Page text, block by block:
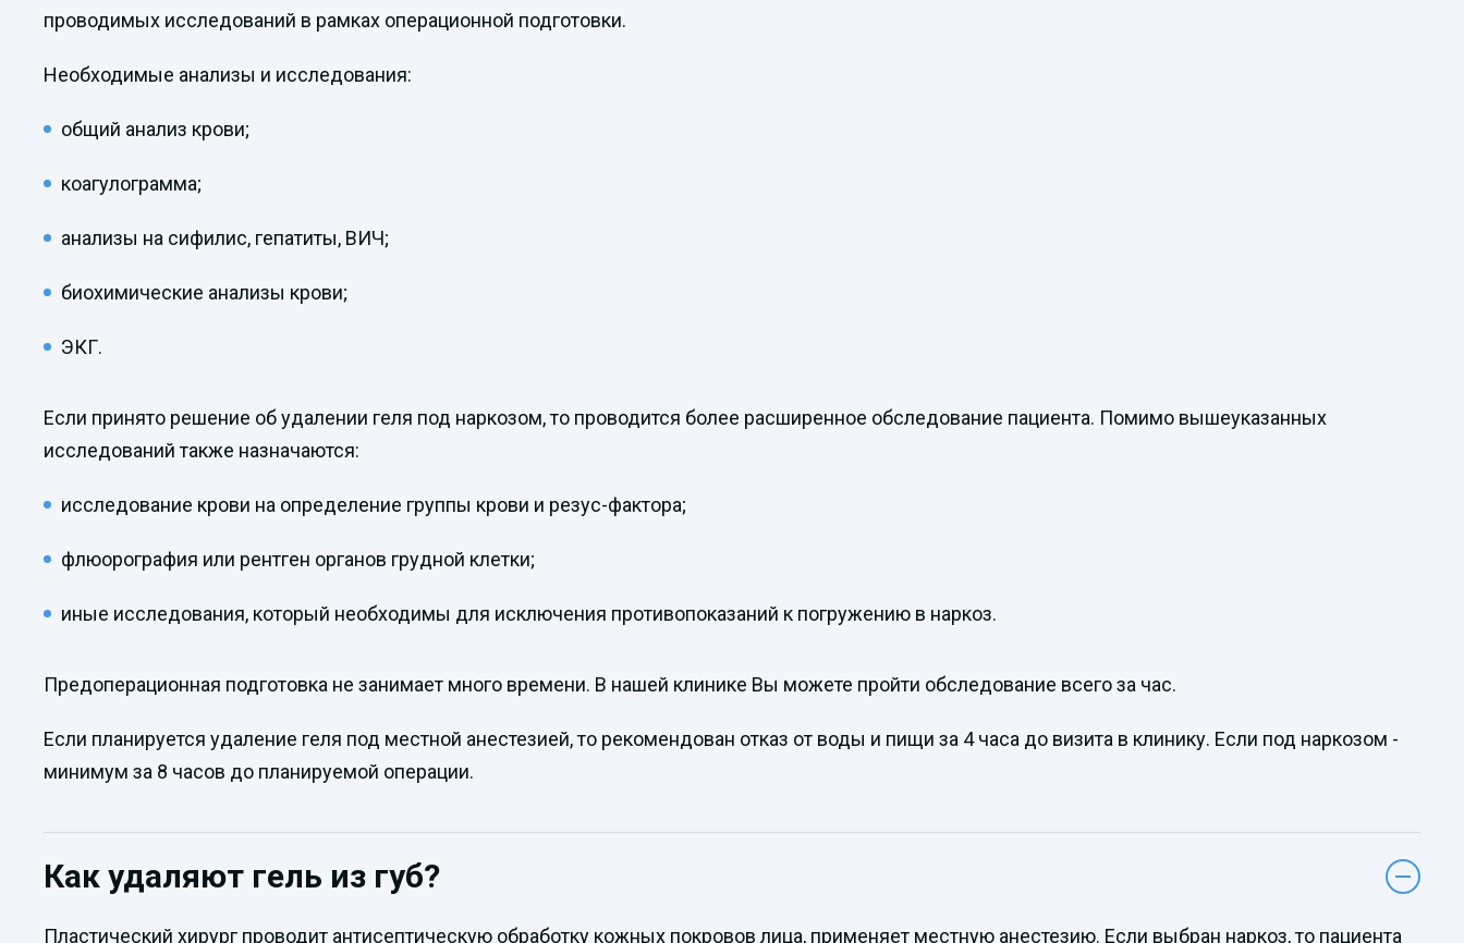
проводимых исследований в рамках операционной подготовки.
Необходимые анализы и исследования:
общий анализ крови;
коагулограмма;
анализы на сифилис, гепатиты, ВИЧ;
биохимические анализы крови;
ЭКГ.
Если принято решение об удалении геля под наркозом, то проводится более расширенное обследование пациента. Помимо вышеуказанных
исследований также назначаются:
исследование крови на определение группы крови и резус-фактора;
флюорография или рентген органов грудной клетки;
иные исследования, который необходимы для исключения противопоказаний к погружению в наркоз.
Предоперационная подготовка не занимает много времени. В нашей клинике Вы можете пройти обследование всего за час.
Если планируется удаление геля под местной анестезией, то рекомендован отказ от воды и пищи за 4 часа до визита в клинику. Если под наркозом -
минимум за 8 часов до планируемой операции.
Как удаляют гель из губ?
Пластический хирург проводит антисептическую обработку кожных покровов лица, применяет местную анестезию. Если выбран наркоз, то пациента